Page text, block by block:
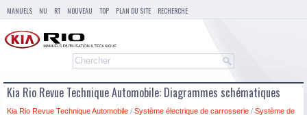
MANUELS NU RT NOUVEAU TOP PLAN DU SITE RECHERCHE
Kia Rio Revue Technique Automobile: Diagrammes schématiques
Kia Rio Revue Technique Automobile / Système électrique de carrosserie / Système de